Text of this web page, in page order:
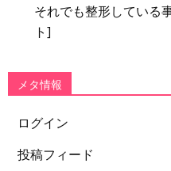
それでも整形している
ト]
メタ情報
ログイン
投稿フィード